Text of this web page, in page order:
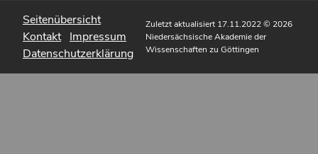
Seitenübersicht
Kontakt Impressum
Datenschutzerklärung
Zuletzt aktualisiert 17.11.2022© 2026
Niedersächsische Akademie der
Wissenschaften zu Göttingen